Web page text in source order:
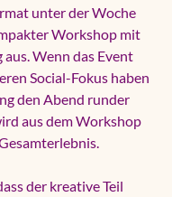
unter der Woche
Workshop mit
Wenn das Event
Social-Fokus haben
den Abend runder
aus dem Workshop
der kreative Teil